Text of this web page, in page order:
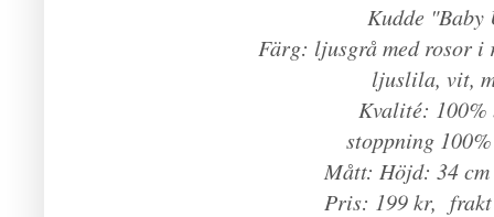
Kudde
Färg: ljusgrå med rosor
ljuslila, vit,
Kvalité:
stoppning
Mått: Höjd: 34
Pris: 199 kr,